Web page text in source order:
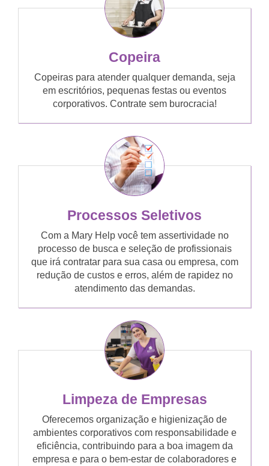
Copeira
Copeiras para atender qualquer demanda, seja
em escritórios, pequenas festas ou eventos
corporativos. Contrate sem burocracia!
Processos Seletivos
Com a Mary Help você tem assertividade no
processo de busca e seleção de profissionais
que irá contratar para sua casa ou empresa, com
redução de custos e erros, além de rapidez no
atendimento das demandas.
Limpeza de Empresas
Oferecemos organização e higienização de
ambientes corporativos com responsabilidade e
eficiência, contribuindo para a boa imagem da
empresa e para o bem-estar de colaboradores e